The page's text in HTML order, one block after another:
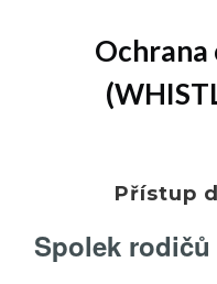
Ochrana
Přístup
Spolek